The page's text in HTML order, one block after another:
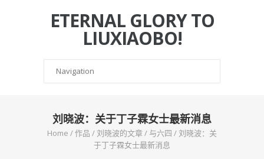
ETERNAL GLORY TO
LIUXIAOBO!
刘晓波：关于丁子霖女士最新消息
Home /作品 /刘晓波的文章/ 与六四 /刘晓波：关
于丁子霖女士最新消息